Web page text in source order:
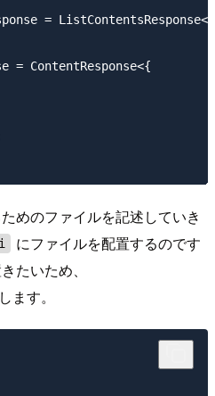
=
= ContentResponse<{
めのファイルを記述していき
にファイルを配置するのです
たいため、
ます。